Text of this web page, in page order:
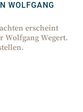
WOLFGANG
erscheint
Wolfgang Wegert.